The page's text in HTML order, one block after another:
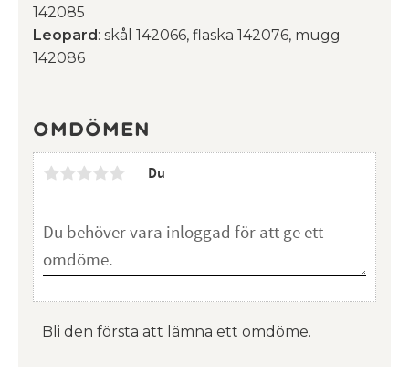
142085
Leopard : skål 142066, flaska 142076, mugg
142086
Omdömen
Du
Bli den första att lämna ett omdöme.